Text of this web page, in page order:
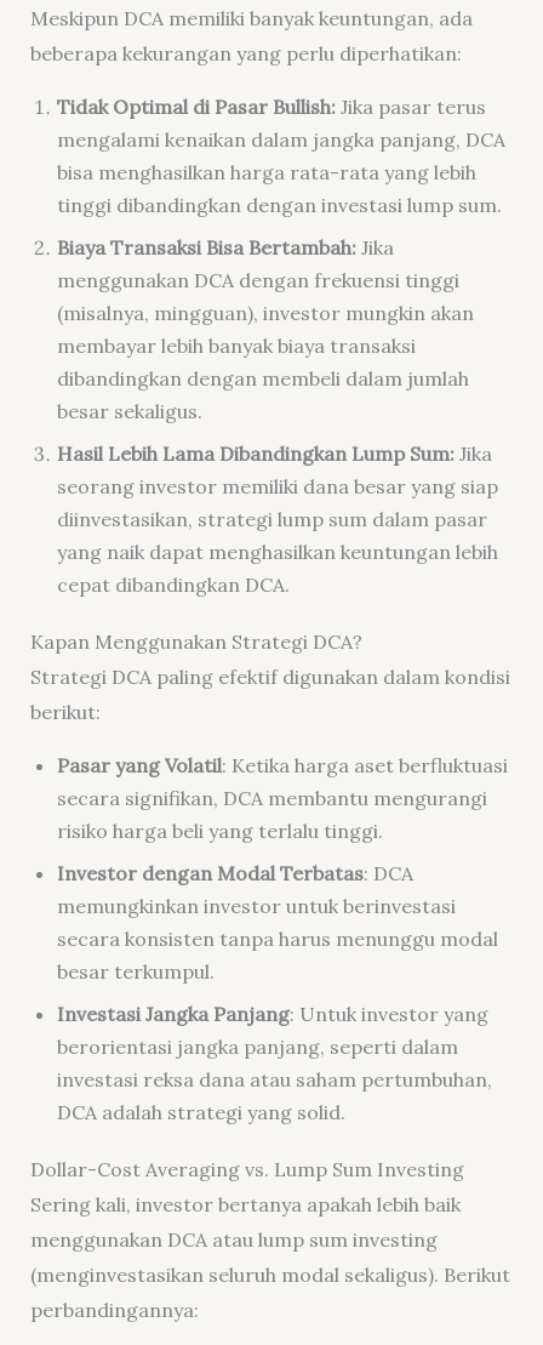
Meskipun DCA memiliki banyak keuntungan, ada
beberapa kekurangan yang perlu diperhatikan:
Tidak Optimal di Pasar Bullish: Jika pasar terus
mengalami kenaikan dalam jangka panjang, DCA
bisa menghasilkan harga rata-rata yang lebih
tinggi dibandingkan dengan investasi lump sum.
Biaya Transaksi Bisa Bertambah: Jika
menggunakan DCA dengan frekuensi tinggi
(misalnya, mingguan), investor mungkin akan
membayar lebih banyak biaya transaksi
dibandingkan dengan membeli dalam jumlah
besar sekaligus.
Hasil Lebih Lama Dibandingkan Lump Sum: Jika
seorang investor memiliki dana besar yang siap
diinvestasikan, strategi lump sum dalam pasar
yang naik dapat menghasilkan keuntungan lebih
cepat dibandingkan DCA.
Kapan Menggunakan Strategi DCA?
Strategi DCA paling efektif digunakan dalam kondisi
berikut:
Pasar yang Volatil: Ketika harga aset berfluktuasi
secara signifikan, DCA membantu mengurangi
risiko harga beli yang terlalu tinggi.
Investor dengan Modal Terbatas: DCA
memungkinkan investor untuk berinvestasi
secara konsisten tanpa harus menunggu modal
besar terkumpul.
Investasi Jangka Panjang: Untuk investor yang
berorientasi jangka panjang, seperti dalam
investasi reksa dana atau saham pertumbuhan,
DCA adalah strategi yang solid.
Dollar-Cost Averaging vs. Lump Sum Investing
Sering kali, investor bertanya apakah lebih baik
menggunakan DCA atau lump sum investing
(menginvestasikan seluruh modal sekaligus). Berikut
perbandingannya: